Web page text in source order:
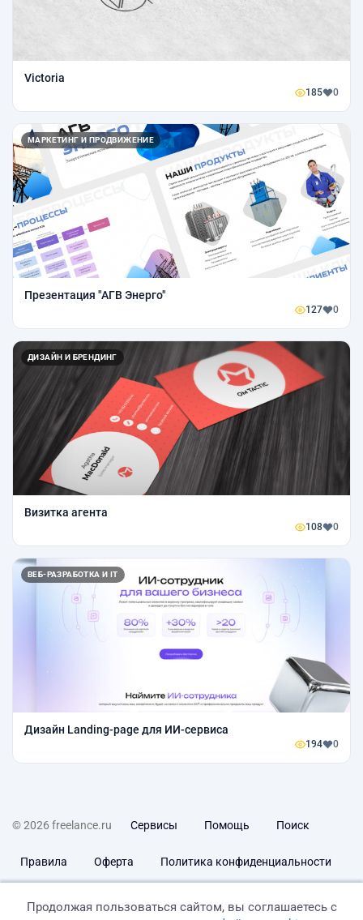
Victoria
185 0
МАРКЕТИНГ И ПРОДВИЖЕНИЕ
Презентация "АГВ Энерго"
127 0
ДИЗАЙН И БРЕНДИНГ
Визитка агента
108 0
ВЕБ-РАЗРАБОТКА И IT
Дизайн Landing-page для ИИ-сервиса
194 0
© 2026 freelance.ru Сервисы Помощь Поиск
Правила Оферта Политика конфиденциальности
Продолжая пользоваться сайтом, вы соглашаетесь с